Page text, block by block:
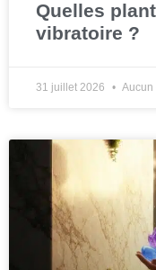
Quelles
vibratoire ?
31 juillet 2026 Aucun